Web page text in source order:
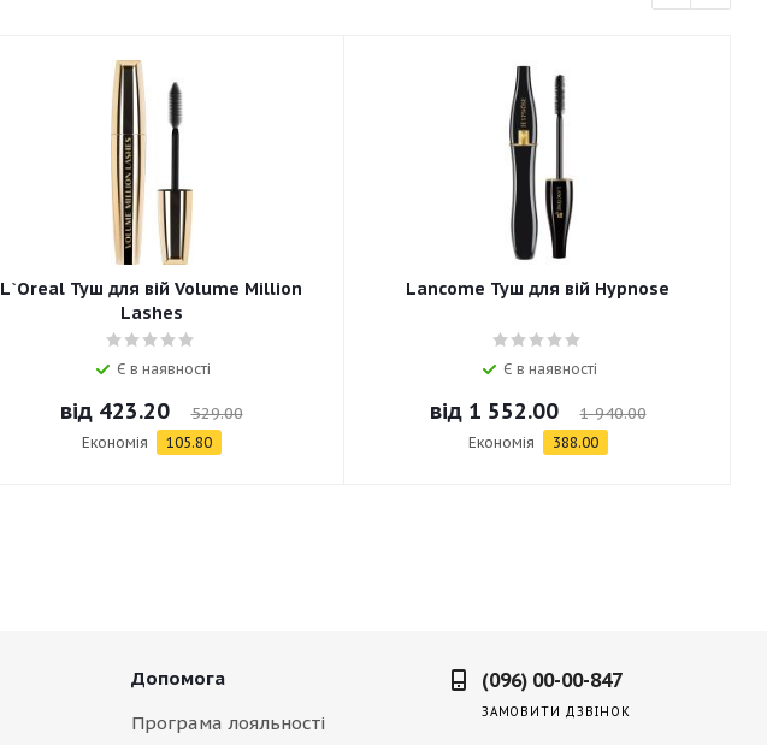
L`Oreal Туш для вій Volume Million
Lashes
Є в наявності
від 423.20 529.00
Економія 105.80
Lancome Туш для вій Hypnose
Є в наявності
від 1 552.00 1 940.00
Економія 388.00
Допомога
Програма лояльності
(096) 00-00-847
ЗАМОВИТИ ДЗВІНОК